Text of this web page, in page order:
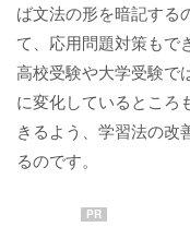
ば文法の形を暗記する
て、応用問題対策もで
高校受験や大学受験で
に変化しているところ
きるよう、学習法の改
るのです。
PR